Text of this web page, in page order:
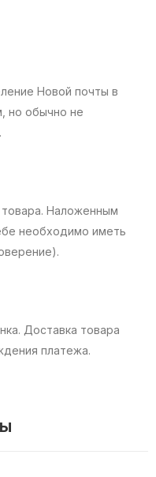
Новой почты в
но обычно не
Наложенным
необходимо иметь
Доставка товара
платежа.